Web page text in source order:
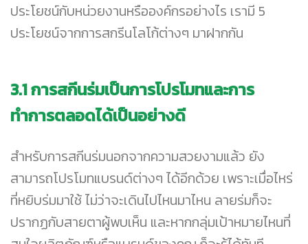
ประโยชน์กับหน่วยงานหรือองค์กรอย่างไร เรามี 5
ประโยชน์จากการสกรีนโลโก้ต่างๆ มาฝากกัน
3.1การสกีนร่มเป็นการโปรโมทและการ
ทำการตลอดได้เป็นอย่างดี
สำหรับการสกีนร่มนอกจากความสวยงามแล้ว ยัง
สามารถโปรโมทแบรนด์ต่างๆ ได้อีกด้วย เพราะเมื่อไหร่
ที่หยิบร่มมาใช้ ไม่ว่าจะเดินไปไหนมาไหน ลายร่มก็จะ
ปรากฏกับสายตาผู้พบเห็น และหากกลุ่มเป้าหมายไหนที่